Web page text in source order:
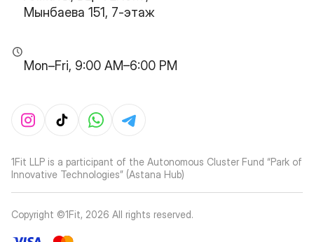
Мынбаева 151, 7-этаж
Mon–Fri, 9:00 AM–6:00 PM
1Fit LLP is a participant of the Autonomous Cluster Fund “Park of
Innovative Technologies” (Astana Hub)
Copyright ©1Fit, 2026 All rights reserved.